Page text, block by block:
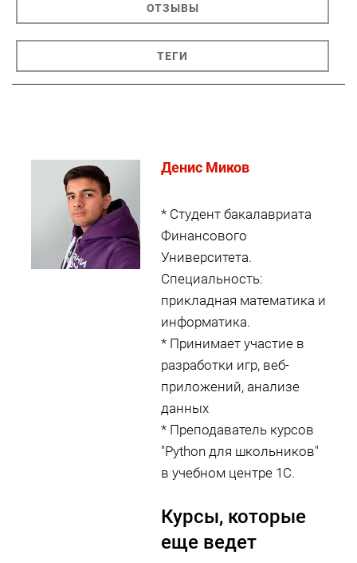
ОТЗЫВЫ
ТЕГИ
Денис Миков
* Студент бакалавриата
Финансового
Университета.
Специальность:
прикладная математика и
информатика.
* Принимает участие в
разработки игр, веб-
приложений, анализе
данных
* Преподаватель курсов
"Python для школьников"
в учебном центре 1С.
Курсы, которые
еще ведет